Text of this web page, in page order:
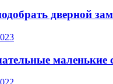
дверной
маленькие